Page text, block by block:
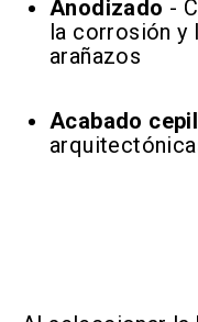
Anodizado -
la corrosión y
arañazos
Acabado